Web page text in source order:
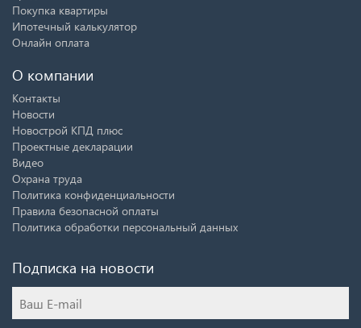
Покупка квартиры
Ипотечный калькулятор
Онлайн оплата
О компании
Контакты
Новости
Новострой КПД плюс
Проектные декларации
Видео
Охрана труда
Политика конфиденциальности
Правила безопасной оплаты
Политика обработки персональный данных
Подписка на новости